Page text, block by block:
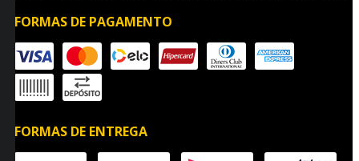
FORMAS DE PAGAMENTO
FORMAS DE ENTREGA